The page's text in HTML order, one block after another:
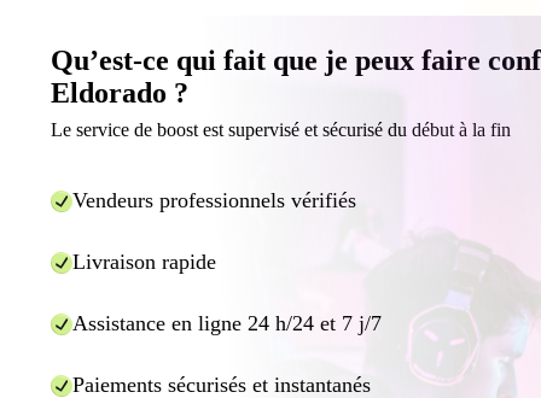
Qu’est-ce qui fait que je peux faire
Eldorado ?
Le service de boost est supervisé et sécurisé du début à la fin
Vendeurs professionnels vérifiés
Livraison rapide
Assistance en ligne 24 h/24 et 7 j/7
Paiements sécurisés et instantanés